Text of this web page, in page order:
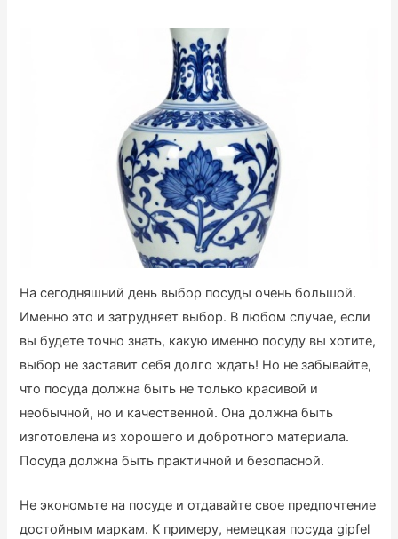
На сегодняшний день выбор посуды очень большой.
Именно это и затрудняет выбор. В любом случае, если
вы будете точно знать, какую именно посуду вы хотите,
выбор не заставит себя долго ждать! Но не забывайте,
что посуда должна быть не только красивой и
необычной, но и качественной. Она должна быть
изготовлена из хорошего и добротного материала.
Посуда должна быть практичной и безопасной.
Не экономьте на посуде и отдавайте свое предпочтение
достойным маркам. К примеру, немецкая посуда gipfel